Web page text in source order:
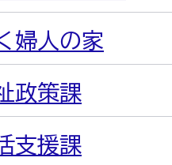
婦人の家
政策課
支援課